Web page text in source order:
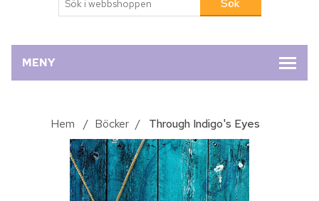
MENY
Hem / Böcker / Through Indigo's Eyes